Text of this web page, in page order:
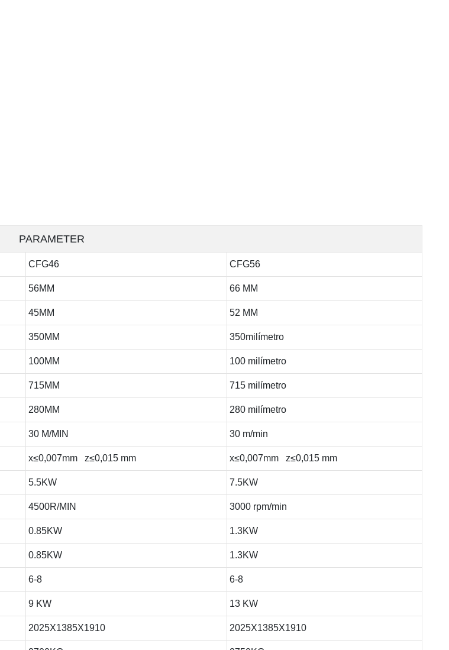
PARAMETER
CFG46 CFG56
56MM 66 MM
45MM 52 MM
350MM 350milímetro
100MM 100 milímetro
715MM 715 milímetro
280MM 280 milímetro
30 M/MIN 30 m/min
x≤0,007mm z≤0,015 mm x≤0,007mm z≤0,015 mm
5.5KW 7.5KW
4500R/MIN 3000 rpm/min
0.85KW 1.3KW
0.85KW 1.3KW
6-8 6-8
9 KW 13 KW
2025X1385X1910 2025X1385X1910